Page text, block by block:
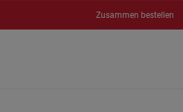
Zusammen bestellen